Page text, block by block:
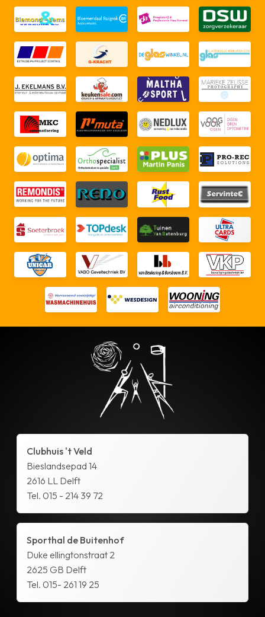
Clubhuis 't Veld
Bieslandsepad 14
2616 LL Delft
Tel. 015 - 214 39 72
Sporthal de Buitenhof
Duke ellingtonstraat 2
2625 GB Delft
Tel. 015- 261 19 25